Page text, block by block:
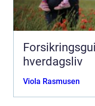
hverdagsliv
Viola Rasmusen